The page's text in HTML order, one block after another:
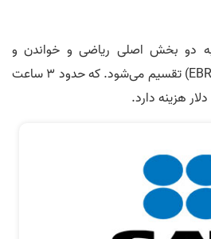
دو بخش اصلی ریاضی و خواندن و
نوشتن مبتنی بر شواهد (EBRW) تقسیم می‌شود. که حدود ۳ ساعت